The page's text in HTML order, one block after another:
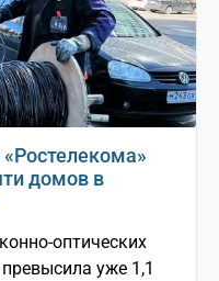
«Ростелекома»
домов в
оптических
уже 1,1